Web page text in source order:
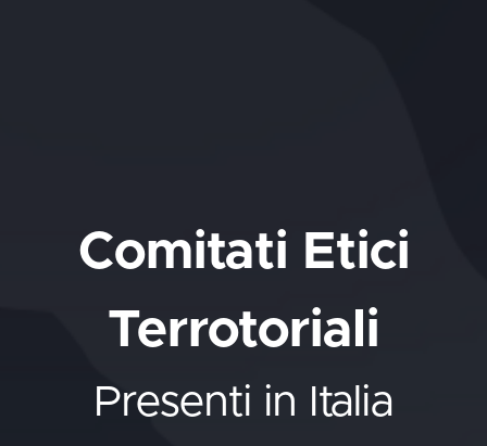
Comitati Etici
Terrotoriali
Presenti in Italia